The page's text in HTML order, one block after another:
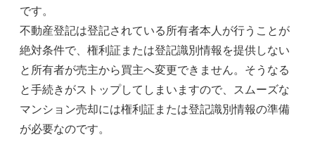
です。
不動産登記は登記されている所有者本人が行うことが
絶対条件で、権利証または登記識別情報を提供しない
と所有者が売主から買主へ変更できません。そうなる
と手続きがストップしてしまいますので、スムーズな
マンション売却には権利証または登記識別情報の準備
が必要なのです。